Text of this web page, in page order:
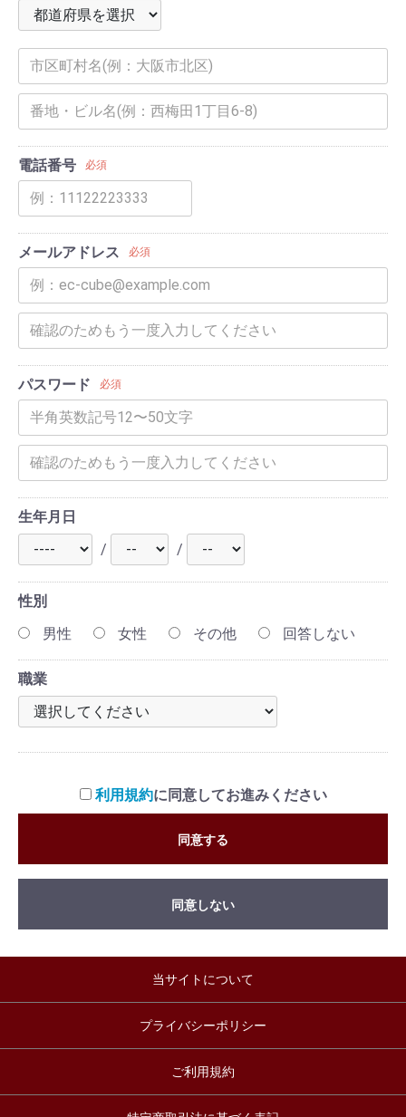
電話番号 必須
メールアドレス 必須
パスワード 必須
生年月日
/
/
性別
男性
女性 その他 回答しない
職業
利用規約に同意してお進みください
同意する
同意しない
当サイトについて
プライバシーポリシー
ご利用規約